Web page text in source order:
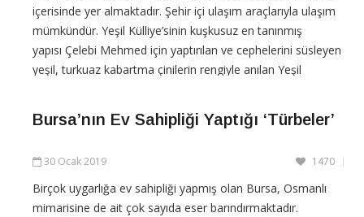
içerisinde yer almaktadır. Şehir içi ulaşım araçlarıyla ulaşım
mümkündür. Yeşil Külliye’sinin kuşkusuz en tanınmış
yapısı Çelebi Mehmed için yaptırılan ve cephelerini süsleyen
yeşil, turkuaz kabartma çinilerin rengiyle anılan Yeşil
Bursa’nın Ev Sahipliği Yaptığı ‘Türbeler’
30 Ocak 2019 1470
Birçok uygarlığa ev sahipliği yapmış olan Bursa, Osmanlı
mimarisine de ait çok sayıda eser barındırmaktadır.